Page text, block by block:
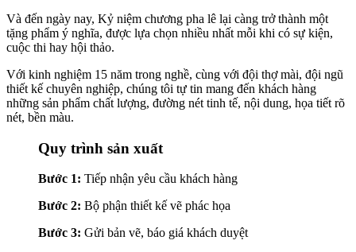
Và đến ngày nay, Kỷ niệm chương pha lê lại càng trở thành một
tặng phẩm ý nghĩa, được lựa chọn nhiều nhất mỗi khi có sự kiện,
cuộc thi hay hội thảo.
Với kinh nghiệm 15 năm trong nghề, cùng với đội thợ mài, đội ngũ
thiết kế chuyên nghiệp, chúng tôi tự tin mang đến khách hàng
những sản phẩm chất lượng, đường nét tinh tế, nội dung, họa tiết rõ
nét, bền màu.
Quy trình sản xuất
Bước 1: Tiếp nhận yêu cầu khách hàng
Bước 2: Bộ phận thiết kế vẽ phác họa
Bước 3: Gửi bản vẽ, báo giá khách duyệt